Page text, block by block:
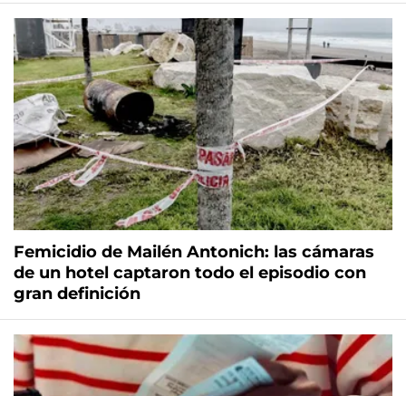
Femicidio de Mailén Antonich: las cámaras
de un hotel captaron todo el episodio con
gran definición